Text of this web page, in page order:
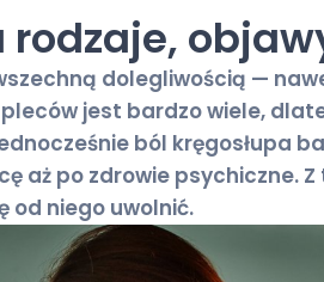
rodzaje,
dolegliwością —
pleców jest bardzo wiele,
ból kręgosłupa
aż po zdrowie psychiczne.
od niego uwolnić.